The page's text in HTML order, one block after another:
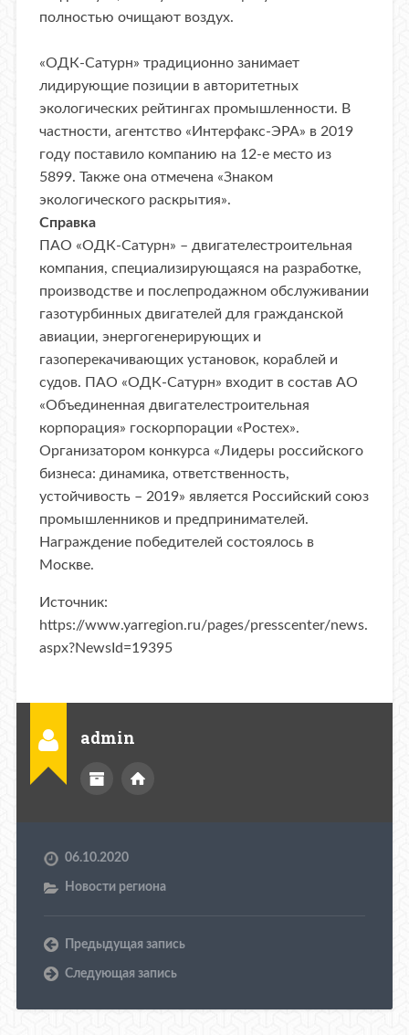
полностью очищают воздух.
«ОДК-Сатурн» традиционно занимает
лидирующие позиции в авторитетных
экологических рейтингах промышленности. В
частности, агентство «Интерфакс-ЭРА» в 2019
году поставило компанию на 12-е место из
5899. Также она отмечена «Знаком
экологического раскрытия».
Справка
ПАО «ОДК-Сатурн» – двигателестроительная
компания, специализирующаяся на разработке,
производстве и послепродажном обслуживании
газотурбинных двигателей для гражданской
авиации, энергогенерирующих и
газоперекачивающих установок, кораблей и
судов. ПАО «ОДК-Сатурн» входит в состав АО
«Объединенная двигателестроительная
корпорация» госкорпорации «Ростех».
​Организатором конкурса «Лидеры российского
бизнеса: динамика, ответственность,
устойчивость – 2019» является Российский союз
промышленников и предпринимателей.
Награждение победителей состоялось в
Москве.
Источник:
https://www.yarregion.ru/pages/presscenter/news.
aspx?NewsId=19395
admin
06.10.2020
Новости региона
Предыдущая запись
Следующая запись